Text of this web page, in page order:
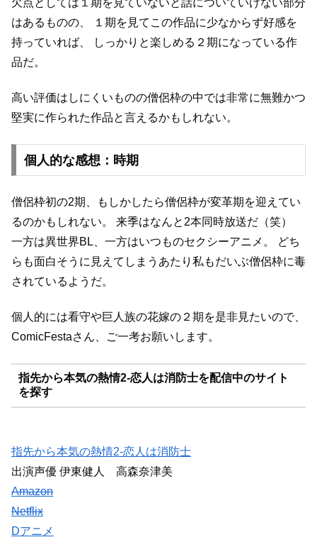
欠点としては１期を見ていないと話についていけない部分
はあるものの、
１期を見てこの作品に少なからず好感を
持っていれば、
しっかりと楽しめる２期になっている作
品だ。
高い評価はしにくいものの僧侶枠の中では非常に無難かつ
堅実に作られた作品と言えるかもしれない。
個人的な感想：時期
僧侶枠初の2期、もしかしたら僧侶枠が変革期を迎えてい
るのかもしれない。
来季はなんと2本同時放送だ（笑）
一方は異世界BL、一方はいつものセクシーアニメ。
どち
らも面白そうに見えてしまうあたり私もだいぶ僧侶枠に毒
されているようだ。
個人的には看守や巨人族の花嫁の２期を是非見たいので、
ComicFestaさん、ご一考お願いします。
指先から本気の熱情2-恋人は消防士を配信中のサイト
を探す
指先から本気の熱情2-恋人は消防士
出演声優 伊東健人 高森奈津美
Amazon
Netflix
Dアニメ